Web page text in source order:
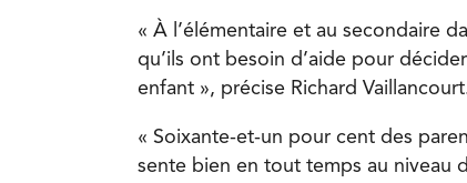
« À l’élémentaire et au secondaire
qu’ils ont besoin d’aide pour
enfant », précise Richard
« Soixante-et-un pour cent des
sente bien en tout temps au niveau